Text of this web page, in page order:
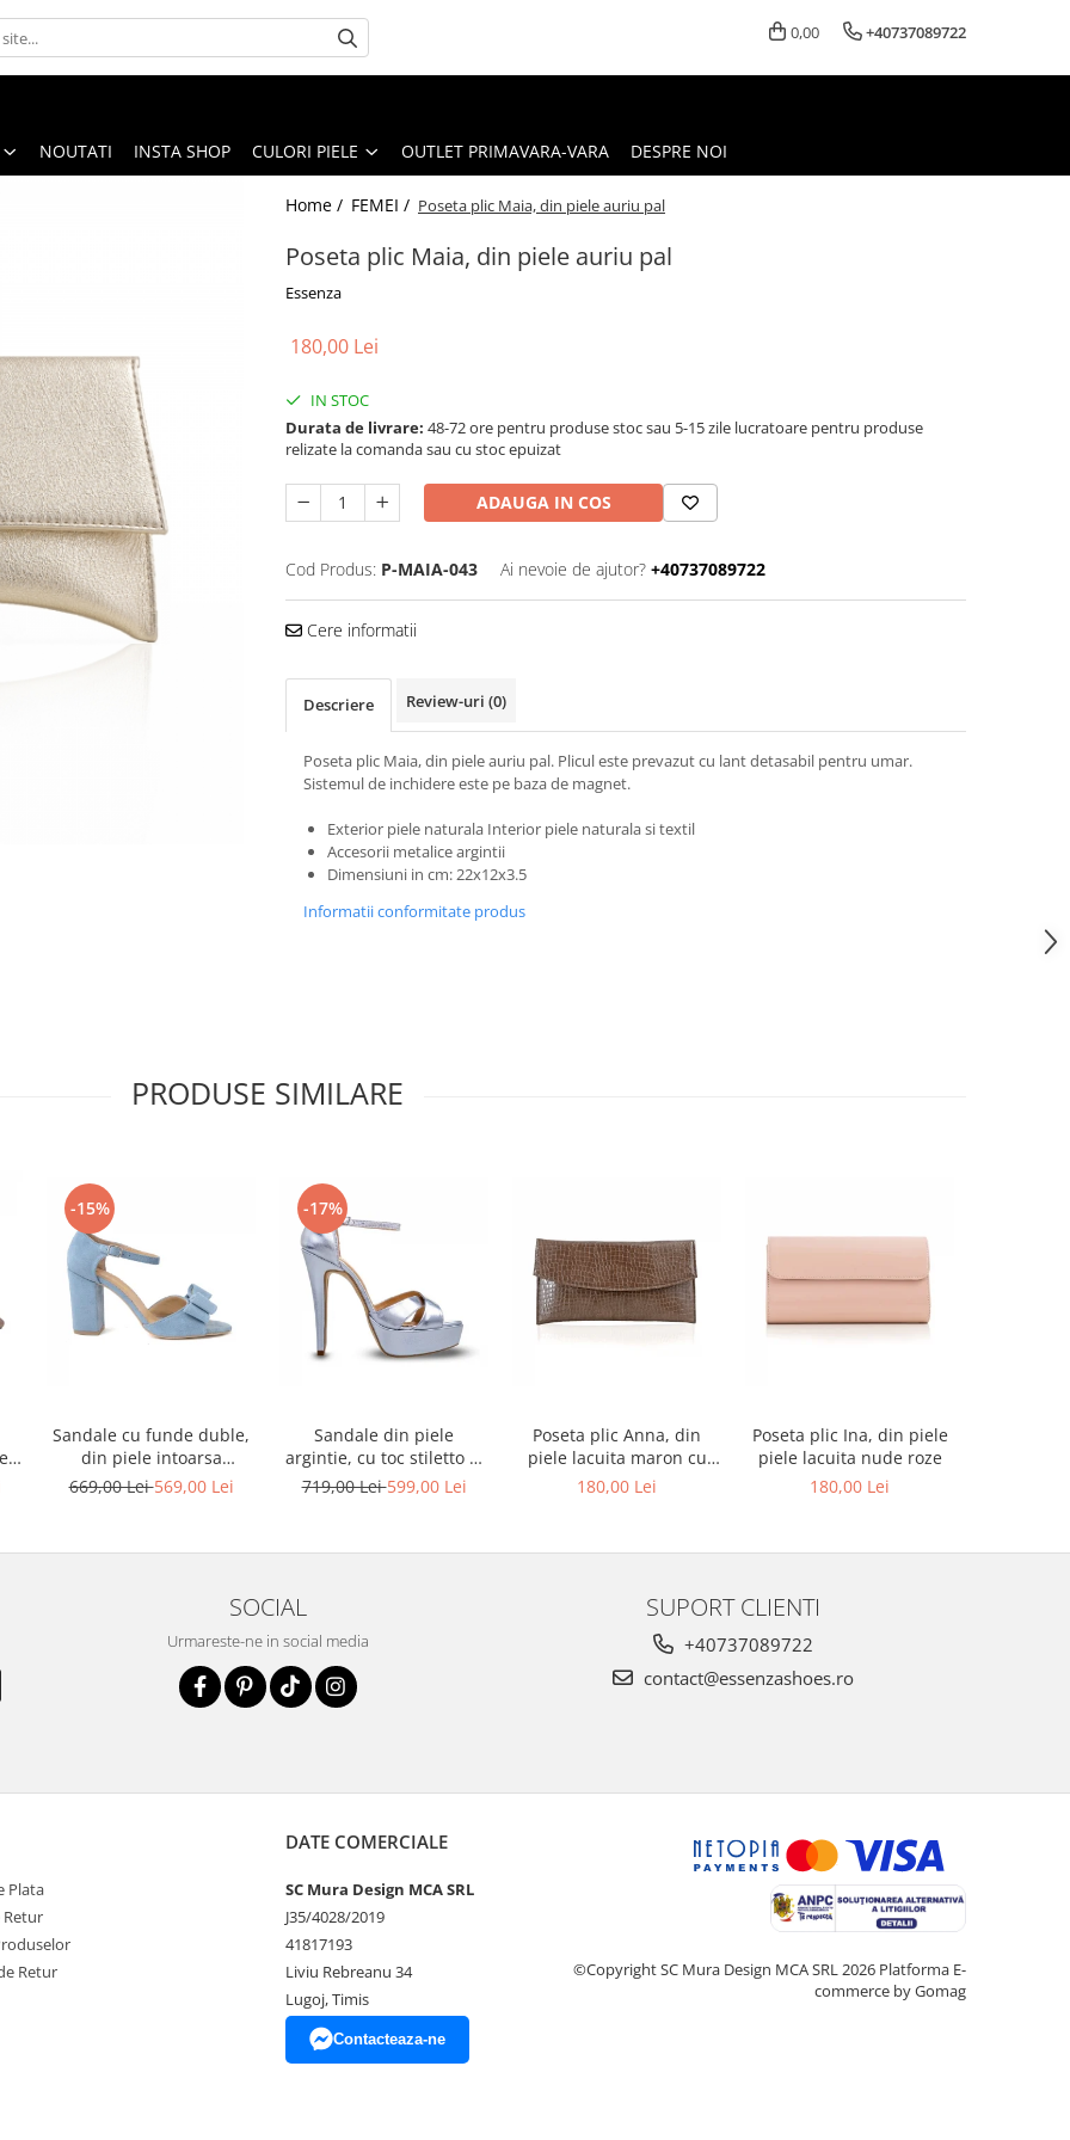
0,00 +40737089722
NOUTATI INSTA SHOP CULORI PIELE OUTLET PRIMAVARA-VARA DESPRE NOI
Home / FEMEI / Poseta plic Maia, din piele auriu pal
Poseta plic Maia, din piele auriu pal
Essenza
180,00 Lei
IN STOC
Durata de livrare: 48-72 ore pentru produse stoc sau 5-15 zile lucratoare pentru produse
relizate la comanda sau cu stoc epuizat
ADAUGA IN COS
Cod Produs: P-MAIA-043 Ai nevoie de ajutor? +40737089722
Cere informatii
Descriere Review-uri (0)
Poseta plic Maia, din piele auriu pal. Plicul este prevazut cu lant detasabil pentru umar.
Sistemul de inchidere este pe baza de magnet.
Exterior piele naturala Interior piele naturala si textil
Accesorii metalice argintii
Dimensiuni in cm: 22x12x3.5
Informatii conformitate produs
PRODUSE SIMILARE
-15%
Sandale cu funde duble,
din piele intoarsa
albastru deschis
669,00 Lei569,00 Lei
-17%
Sandale din piele
argintie, cu toc stiletto si
platforma
719,00 Lei599,00 Lei
Poseta plic Anna, din
piele lacuita maron cu
textura croco
180,00 Lei
Poseta plic Ina, din piele
piele lacuita nude roze
180,00 Lei
SOCIAL
Urmareste-ne in social media
SUPORT CLIENTI
+40737089722
contact@essenzashoes.ro
Plata
Retur
Retur
DATE COMERCIALE
SC Mura Design MCA SRL
J35/4028/2019
41817193
Liviu Rebreanu 34
Lugoj, Timis
Contacteaza-ne
©Copyright SC Mura Design MCA SRL 2026 Platforma E-
commerce by Gomag